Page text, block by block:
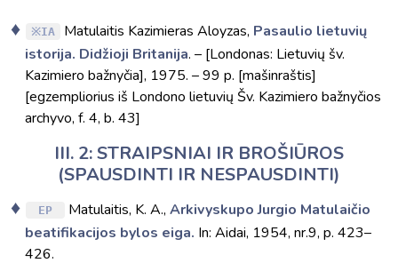
IA Matulaitis Kazimieras Aloyzas, Pasaulio lietuvių
istorija. Didžioji Britanija. – [Londonas: Lietuvių šv.
Kazimiero bažnyčia], 1975. – 99 p. [mašinraštis]
[egzempliorius iš Londono lietuvių Šv. Kazimiero bažnyčios
archyvo, f. 4, b. 43]
III. 2: STRAIPSNIAI IR BROŠIŪROS
(SPAUSDINTI IR NESPAUSDINTI)
EP Matulaitis, K. A., Arkivyskupo Jurgio Matulaičio
beatifikacijos bylos eiga. In: Aidai, 1954, nr.9, p. 423–
426.